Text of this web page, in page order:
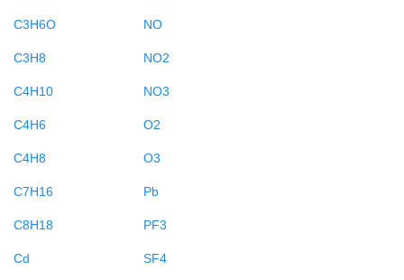
C3H6O
C3H8
C4H10
C4H6
C4H8
C7H16
C8H18
Cd
NO
NO2
NO3
O2
O3
Pb
PF3
SF4